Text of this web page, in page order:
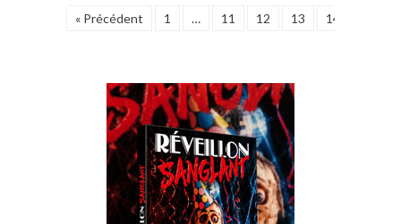
« Précédent 1 … 11 12 13 14